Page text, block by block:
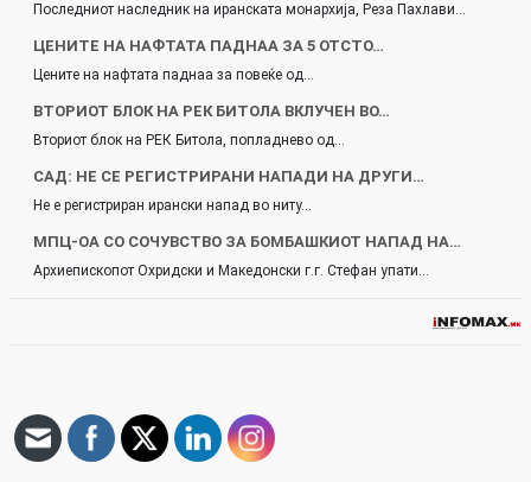
Последниот наследник на иранската монархија, Реза Пахлави…
ЦЕНИТЕ НА НАФТАТА ПАДНАА ЗА 5 ОТСТО…
Цените на нафтата паднаа за повеќе од…
ВТОРИОТ БЛОК НА РЕК БИТОЛА ВКЛУЧЕН ВО…
Вториот блок на РЕК Битола, попладнево од…
САД: НЕ СЕ РЕГИСТРИРАНИ НАПАДИ НА ДРУГИ…
Не е регистриран ирански напад во ниту…
МПЦ-ОА СО СОЧУВСТВО ЗА БОМБАШКИОТ НАПАД НА…
Архиепископот Охридски и Македонски г.г. Стефан упати…